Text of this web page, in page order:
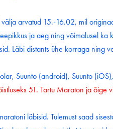
arvatud 15.-16.02, mil
ja aeg ning võimalusel
Läbi distants ühe korraga ning
Suunto (android), Suunto
51. Tartu Maraton ja õige
läbisid. Tulemust saad